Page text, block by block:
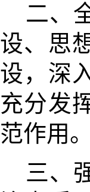
二、
设、思
设，深
充分发
范作用
三、